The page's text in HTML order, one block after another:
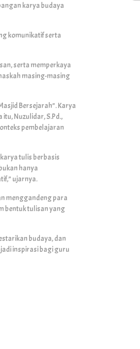
karya budaya
komunikatif serta
serta memperkaya
masing-masing
Bersejarah”. Karya
Nuzulidar, S.Pd.,
pembelajaran
tulis berbasis
hanya
ujarnya.
menggandeng para
bentuk tulisan yang
budaya, dan
inspirasi bagi guru